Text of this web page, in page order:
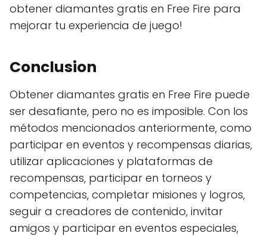
obtener diamantes gratis en Free Fire para
mejorar tu experiencia de juego!
Conclusion
Obtener diamantes gratis en Free Fire puede
ser desafiante, pero no es imposible. Con los
métodos mencionados anteriormente, como
participar en eventos y recompensas diarias,
utilizar aplicaciones y plataformas de
recompensas, participar en torneos y
competencias, completar misiones y logros,
seguir a creadores de contenido, invitar
amigos y participar en eventos especiales,